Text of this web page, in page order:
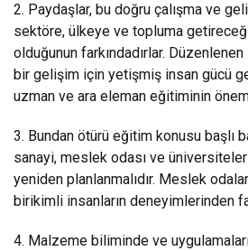
2. Paydaşlar, bu doğru çalışma ve
sektöre, ülkeye ve topluma getireceği
olduğunun farkındadırlar.
bir gelişim için yetişmiş insan gücü
uzman ve ara eleman eğitiminin
3. Bundan ötürü eğitim konusu başlı
sanayi, meslek odası ve
yeniden planlanmalıdır. Meslek
birikimli insanların deneyimlerinden
4. Malzeme biliminde ve